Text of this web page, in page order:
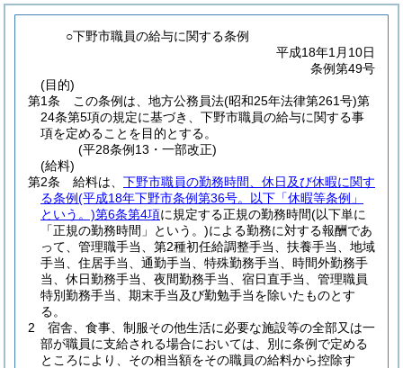
○下野市職員の給与に関する条例
平成18年1月10日
条例第49号
(目的)
第1条
この条例は、地方公務員法(昭和25年法律第261号)第
24条第5項の規定に基づき、下野市職員の給与に関する事
項を定めることを目的とする。
(平28条例13・一部改正)
(給料)
第2条
給料は、 下野市職員の勤務時間、休日及び休暇に関す
る条例(平成18年下野市条例第36号。以下「休暇等条例」
という。)第6条第4項に規定する正規の勤務時間(以下単に
「正規の勤務時間」という。)による勤務に対する報酬であ
って、管理職手当、第2種初任給調整手当、扶養手当、地域
手当、住居手当、通勤手当、特殊勤務手当、時間外勤務手
当、休日勤務手当、夜間勤務手当、宿日直手当、管理職員
特別勤務手当、期末手当及び勤勉手当を除いたものとす
る。
2
宿舎、食事、制服その他生活に必要な施設等の全部又は一
部が職員に支給される場合においては、別に条例で定める
ところにより、その相当額をその職員の給料から控除す